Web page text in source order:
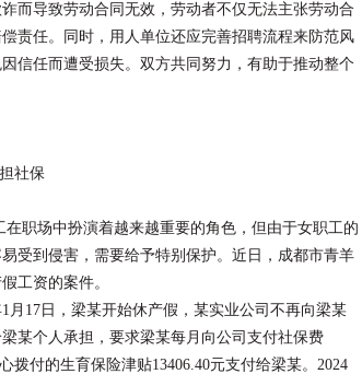
而导致劳动合同无效，劳动者不仅无法主张劳动合
责任。同时，用人单位还应完善招聘流程来防范风
信任而遭受损失。双方共同努力，有助于推动整个
社保
在职场中扮演着越来越重要的角色，但由于女职工的
受到侵害，需要给予特别保护。近日，成都市青羊
工资的案件。
17日，梁某开始休产假，某实业公司不再向梁某
某个人承担，要求梁某每月向公司支付社保费
拨付的生育保险津贴13406.40元支付给梁某。2024